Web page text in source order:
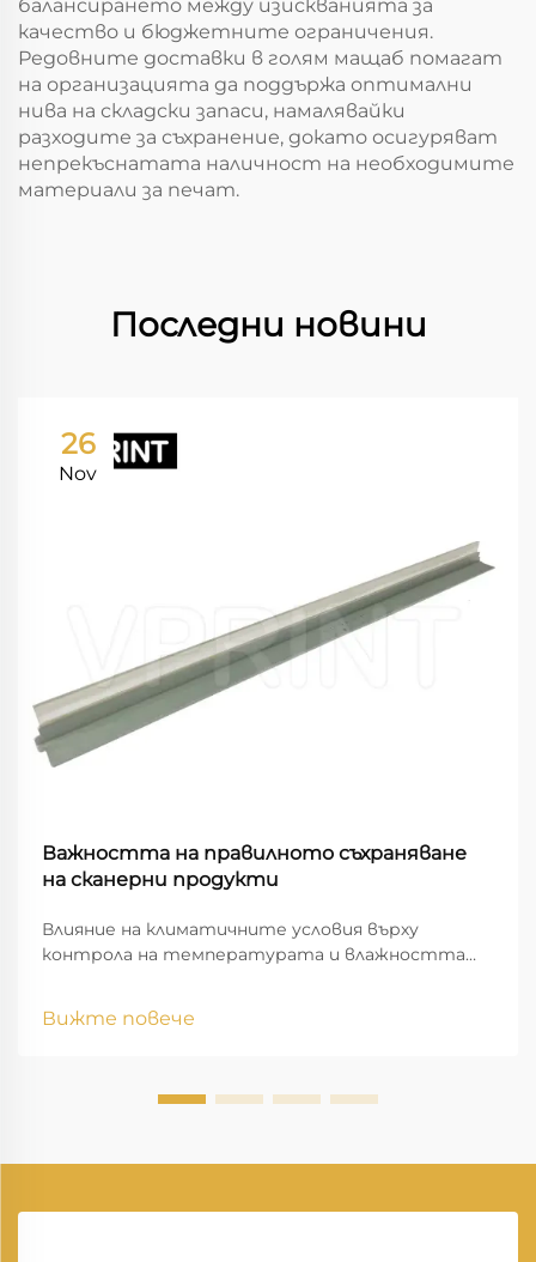
балансирането между изискванията за
качество и бюджетните ограничения.
Редовните доставки в голям мащаб помагат
на организацията да поддържа оптимални
нива на складски запаси, намалявайки
разходите за съхранение, докато осигуряват
непрекъснатата наличност на необходимите
материали за печат.
Последни новини
26
Nov
Важността на правилното съхраняване
на сканерни продукти
Влияние на климатичните условия върху
контрола на температурата и влажността
решаващо значение за оптималното
Вижте повече